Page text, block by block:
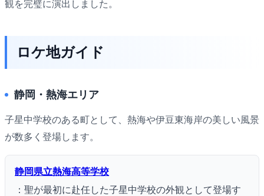
観を完璧に演出しました。
ロケ地ガイド
静岡・熱海エリア
子星中学校のある町として、熱海や伊豆東海岸の美しい風景
が数多く登場します。
静岡県立熱海高等学校
：聖が最初に赴任した子星中学校の外観として登場す